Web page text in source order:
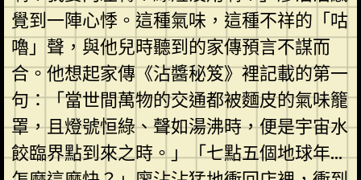
覺到一陣心悸。這種氣味，這種不祥的「咕
嚕」聲，與他兒時聽到的家傳預言不謀而
合。他想起家傳《沾醬秘笈》裡記載的第一
句：「當世間萬物的交通都被麵皮的氣味籠
罩，且燈號恒綠、聲如湯沸時，便是宇宙水
餃臨界點到來之時。」「七點五個地球年…